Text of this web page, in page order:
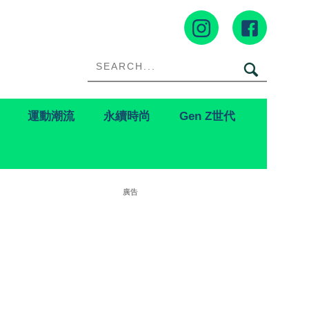
運動潮流 永續時尚 Gen Z世代
廣告